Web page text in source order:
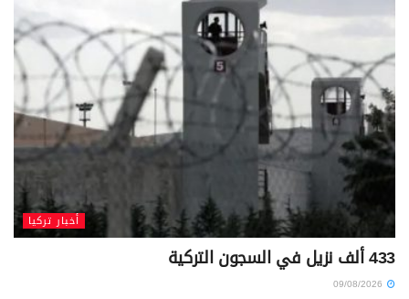
أخبار تركيا
433 ألف نزيل في السجون التركية